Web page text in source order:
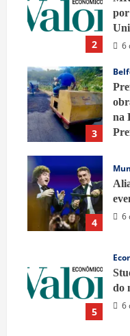
2
por
6
3
na
4
6
5
do
6